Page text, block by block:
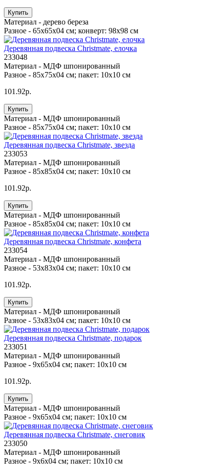
Купить
Материал - дерево береза
Разное - 65х65х04 см; конверт: 98х98 см
Деревянная подвеска Christmate, елочка
233048
Материал - МДФ шпонированный
Разное - 85х75х04 см; пакет: 10х10 см
101.92р.
Купить
Материал - МДФ шпонированный
Разное - 85х75х04 см; пакет: 10х10 см
Деревянная подвеска Christmate, звезда
233053
Материал - МДФ шпонированный
Разное - 85х85х04 см; пакет: 10х10 см
101.92р.
Купить
Материал - МДФ шпонированный
Разное - 85х85х04 см; пакет: 10х10 см
Деревянная подвеска Christmate, конфета
233054
Материал - МДФ шпонированный
Разное - 53х83х04 см; пакет: 10х10 см
101.92р.
Купить
Материал - МДФ шпонированный
Разное - 53х83х04 см; пакет: 10х10 см
Деревянная подвеска Christmate, подарок
233051
Материал - МДФ шпонированный
Разное - 9х65х04 см; пакет: 10х10 см
101.92р.
Купить
Материал - МДФ шпонированный
Разное - 9х65х04 см; пакет: 10х10 см
Деревянная подвеска Christmate, снеговик
233050
Материал - МДФ шпонированный
Разное - 9х6х04 см; пакет: 10х10 см